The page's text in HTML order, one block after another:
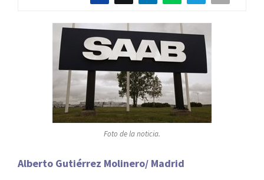
Foto de la noticia.
Alberto Gutiérrez Molinero/ Madrid